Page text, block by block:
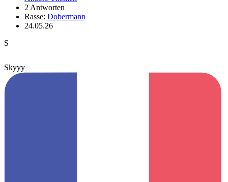
2 Antworten
Rasse: Dobermann
24.05.26
S
Skyyy